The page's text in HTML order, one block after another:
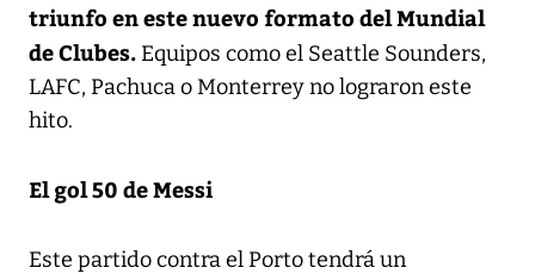
triunfo en este nuevo formato del Mundial
de Clubes.Equipos como el Seattle Sounders,
LAFC, Pachuca o Monterrey no lograron este
hito.
El gol 50 de Messi
Este partido contra el Porto tendrá un